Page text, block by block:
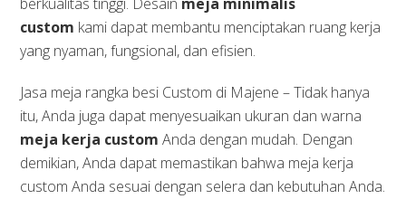
custom kami dapat membantu menciptakan ruang kerja
yang nyaman, fungsional, dan efisien.
Jasa meja rangka besi Custom di Majene – Tidak hanya
itu, Anda juga dapat menyesuaikan ukuran dan warna
meja kerja custom Anda dengan mudah. Dengan
demikian, Anda dapat memastikan bahwa meja kerja
custom Anda sesuai dengan selera dan kebutuhan Anda.